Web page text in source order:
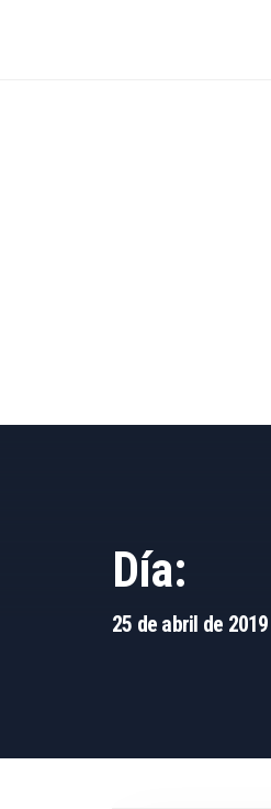
Día:
25 de abril de 2019